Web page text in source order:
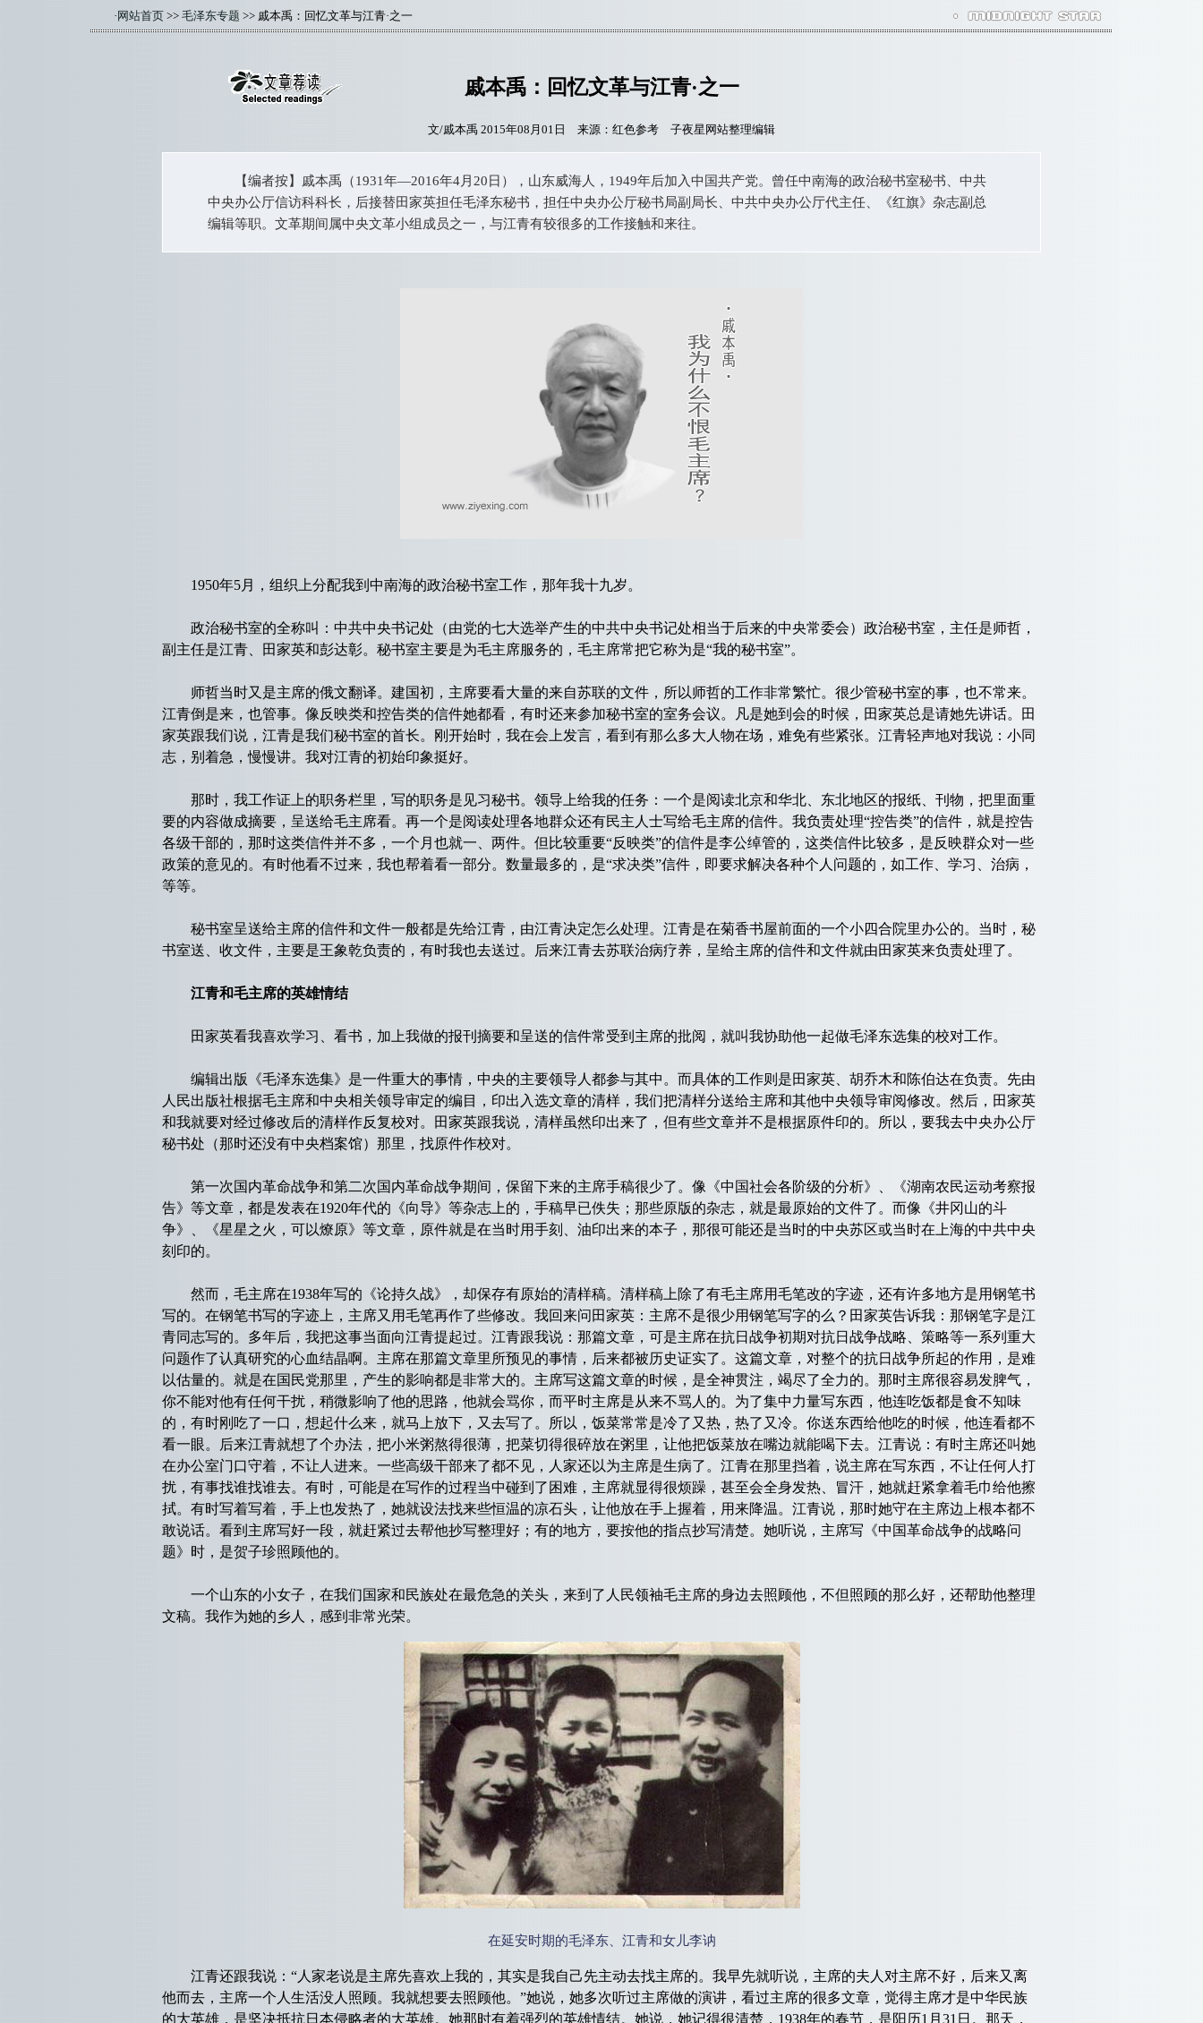
· 网站首页>> 毛泽东专题 >> 戚本禹：回忆文革与江青·之一
戚本禹：回忆文革与江青·之一
文/戚本禹 2015年08月01日 来源：红色参考 子夜星网站整理编辑
【编者按】戚本禹（1931年—2016年4月20日），山东威海人，1949年后加入中国共产党。曾任中南海的政治秘书室秘书、中共
中央办公厅信访科科长，后接替田家英担任毛泽东秘书，担任中央办公厅秘书局副局长、中共中央办公厅代主任、《红旗》杂志副总
编辑等职。文革期间属中央文革小组成员之一，与江青有较很多的工作接触和来往。
1950年5月，组织上分配我到中南海的政治秘书室工作，那年我十九岁。
政治秘书室的全称叫：中共中央书记处（由党的七大选举产生的中共中央书记处相当于后来的中央常委会）政治秘书室，主任是师哲，
副主任是江青、田家英和彭达彰。秘书室主要是为毛主席服务的，毛主席常把它称为是“我的秘书室”。
师哲当时又是主席的俄文翻译。建国初，主席要看大量的来自苏联的文件，所以师哲的工作非常繁忙。很少管秘书室的事，也不常来。
江青倒是来，也管事。像反映类和控告类的信件她都看，有时还来参加秘书室的室务会议。凡是她到会的时候，田家英总是请她先讲话。田
家英跟我们说，江青是我们秘书室的首长。刚开始时，我在会上发言，看到有那么多大人物在场，难免有些紧张。江青轻声地对我说：小同
志，别着急，慢慢讲。我对江青的初始印象挺好。
那时，我工作证上的职务栏里，写的职务是见习秘书。领导上给我的任务：一个是阅读北京和华北、东北地区的报纸、刊物，把里面重
要的内容做成摘要，呈送给毛主席看。再一个是阅读处理各地群众还有民主人士写给毛主席的信件。我负责处理“控告类”的信件，就是控告
各级干部的，那时这类信件并不多，一个月也就一、两件。但比较重要“反映类”的信件是李公绰管的，这类信件比较多，是反映群众对一些
政策的意见的。有时他看不过来，我也帮着看一部分。数量最多的，是“求决类”信件，即要求解决各种个人问题的，如工作、学习、治病，
等等。
秘书室呈送给主席的信件和文件一般都是先给江青，由江青决定怎么处理。江青是在菊香书屋前面的一个小四合院里办公的。当时，秘
书室送、收文件，主要是王象乾负责的，有时我也去送过。后来江青去苏联治病疗养，呈给主席的信件和文件就由田家英来负责处理了。
江青和毛主席的英雄情结
田家英看我喜欢学习、看书，加上我做的报刊摘要和呈送的信件常受到主席的批阅，就叫我协助他一起做毛泽东选集的校对工作。
编辑出版《毛泽东选集》是一件重大的事情，中央的主要领导人都参与其中。而具体的工作则是田家英、胡乔木和陈伯达在负责。先由
人民出版社根据毛主席和中央相关领导审定的编目，印出入选文章的清样，我们把清样分送给主席和其他中央领导审阅修改。然后，田家英
和我就要对经过修改后的清样作反复校对。田家英跟我说，清样虽然印出来了，但有些文章并不是根据原件印的。所以，要我去中央办公厅
秘书处（那时还没有中央档案馆）那里，找原件作校对。
第一次国内革命战争和第二次国内革命战争期间，保留下来的主席手稿很少了。像《中国社会各阶级的分析》、《湖南农民运动考察报
告》等文章，都是发表在1920年代的《向导》等杂志上的，手稿早已佚失；那些原版的杂志，就是最原始的文件了。而像《井冈山的斗
争》、《星星之火，可以燎原》等文章，原件就是在当时用手刻、油印出来的本子，那很可能还是当时的中央苏区或当时在上海的中共中央
刻印的。
然而，毛主席在1938年写的《论持久战》，却保存有原始的清样稿。清样稿上除了有毛主席用毛笔改的字迹，还有许多地方是用钢笔书
写的。在钢笔书写的字迹上，主席又用毛笔再作了些修改。我回来问田家英：主席不是很少用钢笔写字的么？田家英告诉我：那钢笔字是江
青同志写的。多年后，我把这事当面向江青提起过。江青跟我说：那篇文章，可是主席在抗日战争初期对抗日战争战略、策略等一系列重大
问题作了认真研究的心血结晶啊。主席在那篇文章里所预见的事情，后来都被历史证实了。这篇文章，对整个的抗日战争所起的作用，是难
以估量的。就是在国民党那里，产生的影响都是非常大的。主席写这篇文章的时候，是全神贯注，竭尽了全力的。那时主席很容易发脾气，
你不能对他有任何干扰，稍微影响了他的思路，他就会骂你，而平时主席是从来不骂人的。为了集中力量写东西，他连吃饭都是食不知味
的，有时刚吃了一口，想起什么来，就马上放下，又去写了。所以，饭菜常常是冷了又热，热了又冷。你送东西给他吃的时候，他连看都不
看一眼。后来江青就想了个办法，把小米粥熬得很薄，把菜切得很碎放在粥里，让他把饭菜放在嘴边就能喝下去。江青说：有时主席还叫她
在办公室门口守着，不让人进来。一些高级干部来了都不见，人家还以为主席是生病了。江青在那里挡着，说主席在写东西，不让任何人打
扰，有事找谁找谁去。有时，可能是在写作的过程当中碰到了困难，主席就显得很烦躁，甚至会全身发热、冒汗，她就赶紧拿着毛巾给他擦
拭。有时写着写着，手上也发热了，她就设法找来些恒温的凉石头，让他放在手上握着，用来降温。江青说，那时她守在主席边上根本都不
敢说话。看到主席写好一段，就赶紧过去帮他抄写整理好；有的地方，要按他的指点抄写清楚。她听说，主席写《中国革命战争的战略问
题》时，是贺子珍照顾他的。
一个山东的小女子，在我们国家和民族处在最危急的关头，来到了人民领袖毛主席的身边去照顾他，不但照顾的那么好，还帮助他整理
文稿。我作为她的乡人，感到非常光荣。
在延安时期的毛泽东、江青和女儿李讷
江青还跟我说：“人家老说是主席先喜欢上我的，其实是我自己先主动去找主席的。我早先就听说，主席的夫人对主席不好，后来又离
他而去，主席一个人生活没人照顾。我就想要去照顾他。”她说，她多次听过主席做的演讲，看过主席的很多文章，觉得主席才是中华民族
的大英雄，是坚决抵抗日本侵略者的大英雄。她那时有着强烈的英雄情结。她说，她记得很清楚，1938年的春节，是阳历1月31日。那天，